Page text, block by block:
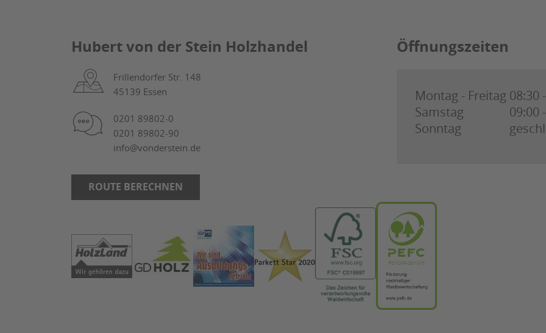
Hubert von der Stein Holzhandel
Frillendorfer Str. 148
45139 Essen
0201 89802-0
0201 89802-90
info@vonderstein.de
ROUTE BERECHNEN
Öffnungszeiten
Montag - Freitag
Samstag
Sonntag
08:30
09:00